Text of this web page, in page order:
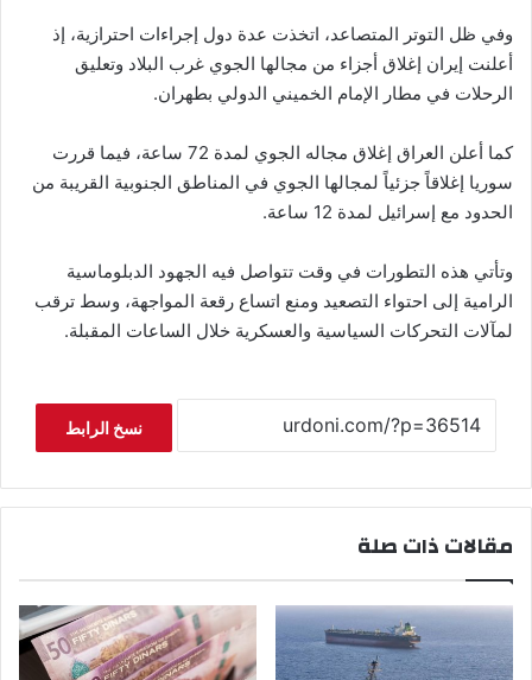
وفي ظل التوتر المتصاعد، اتخذت عدة دول إجراءات احترازية، إذ
أعلنت إيران إغلاق أجزاء من مجالها الجوي غرب البلاد وتعليق
الرحلات في مطار الإمام الخميني الدولي بطهران.
كما أعلن العراق إغلاق مجاله الجوي لمدة 72 ساعة، فيما قررت
سوريا إغلاقاً جزئياً لمجالها الجوي في المناطق الجنوبية القريبة من
الحدود مع إسرائيل لمدة 12 ساعة.
وتأتي هذه التطورات في وقت تتواصل فيه الجهود الدبلوماسية
الرامية إلى احتواء التصعيد ومنع اتساع رقعة المواجهة، وسط ترقب
لمآلات التحركات السياسية والعسكرية خلال الساعات المقبلة.
نسخ الرابط
مقالات ذات صلة